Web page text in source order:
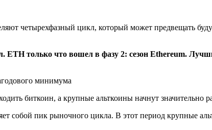
четырехфазный цикл, который может предвещать
ETH только что вошел в фазу 2: сезон Ethereum.
биткоин, а крупные альткоины начнут значительно
собой пик рыночного цикла. В этот период крупные